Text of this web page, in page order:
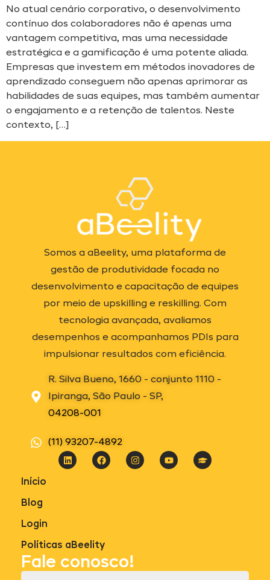
No atual cenário corporativo, o desenvolvimento
contínuo dos colaboradores não é apenas uma
vantagem competitiva, mas uma necessidade
estratégica e a gamificação é uma potente aliada.
Empresas que investem em métodos inovadores de
aprendizado conseguem não apenas aprimorar as
habilidades de suas equipes, mas também aumentar
o engajamento e a retenção de talentos. Neste
contexto, […]
Somos a aBeelity, uma plataforma de
gestão de produtividade focada no
desenvolvimento e capacitação de equipes
por meio de upskilling e reskilling. Com
tecnologia avançada, avaliamos
desempenhos e acompanhamos PDIs para
impulsionar resultados com eficiência.
R. Silva Bueno, 1660 - conjunto 1110 -
Ipiranga, São Paulo - SP,
04208-001
(11) 93207-4892
Início
Blog
Login
Políticas aBeelity
Fale conosco!